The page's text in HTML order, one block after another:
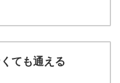
ても通える